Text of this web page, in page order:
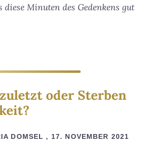
diese Minuten des Gedenkens gut
oder Sterben
DOMSEL , 17. NOVEMBER 2021